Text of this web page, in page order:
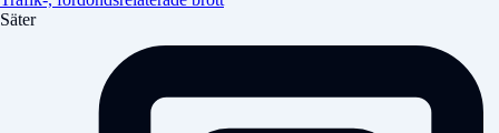
Säter